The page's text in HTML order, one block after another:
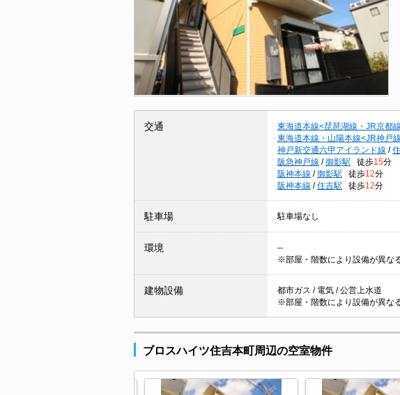
交通 東海道本線<琵琶湖線・JR京都
東海道本線・山陽本線<JR神戸
神戸新交通六甲アイランド線 /
阪急神戸線 / 御影駅 徒歩15分
阪神本線 / 御影駅 徒歩12分
阪神本線 / 住吉駅 徒歩12分
駐車場 駐車場なし
環境
--
※部屋・階数により設備が異な
建物設備
都市ガス / 電気 / 公営上水道
※部屋・階数により設備が異な
ブロスハイツ住吉本町周辺の空室物件